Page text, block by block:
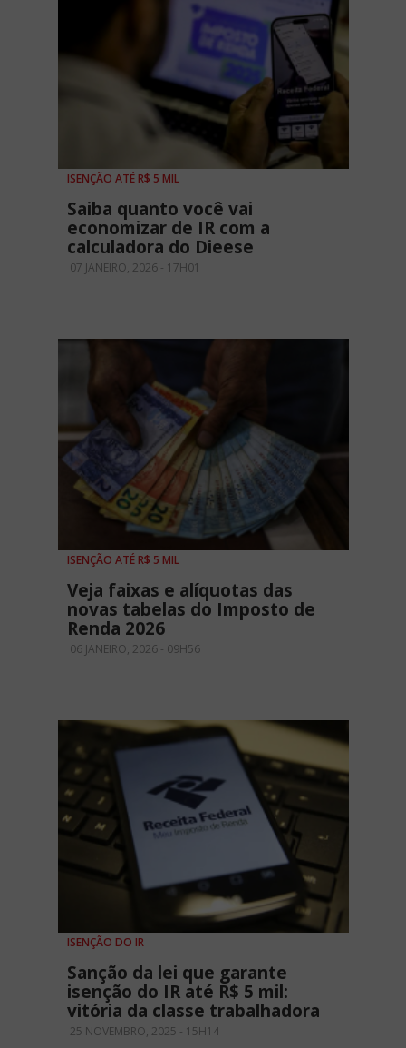
ISENÇÃO ATÉ R$ 5 MIL
Saiba quanto você vai
economizar de IR com a
calculadora do Dieese
07 JANEIRO, 2026 - 17H01
ISENÇÃO ATÉ R$ 5 MIL
Veja faixas e alíquotas das
novas tabelas do Imposto de
Renda 2026
06 JANEIRO, 2026 - 09H56
ISENÇÃO DO IR
Sanção da lei que garante
isenção do IR até R$ 5 mil:
vitória da classe trabalhadora
25 NOVEMBRO, 2025 - 15H14